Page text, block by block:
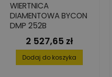
WIERTNICA
DIAMENTOWA BYCON
DMP 252B
Cena
2 527,65 zł
Dodaj do koszyka